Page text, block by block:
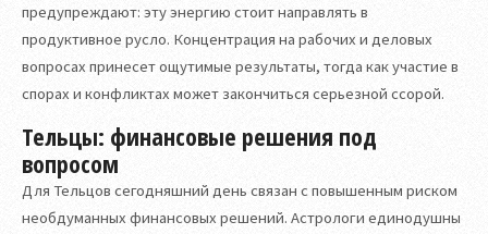
предупреждают: эту энергию стоит направлять в
продуктивное русло. Концентрация на рабочих и деловых
вопросах принесет ощутимые результаты, тогда как участие в
спорах и конфликтах может закончиться серьезной ссорой.
Тельцы: финансовые решения под
вопросом
Для Тельцов сегодняшний день связан с повышенным риском
необдуманных финансовых решений. Астрологи единодушны